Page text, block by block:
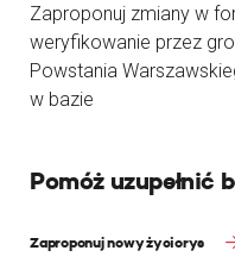
Zaproponuj zmiany w
weryfikowanie przez
Powstania
w bazie
Pomóż uzupełnić
Zaproponuj nowy życiorys